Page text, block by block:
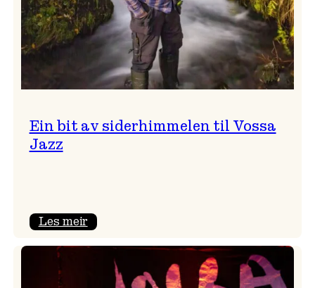
Ein bit av siderhimmelen til Vossa
Jazz
Les meir: